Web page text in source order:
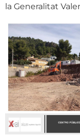
la Generalitat